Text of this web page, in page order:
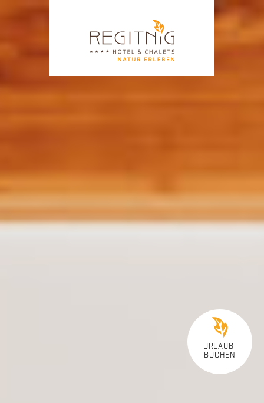
URLAUB
BUCHEN